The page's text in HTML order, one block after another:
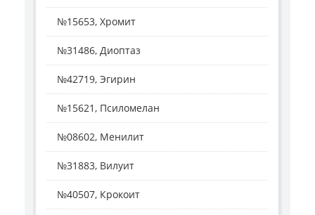
№15653, Хромит
№31486, Диоптаз
№42719, Эгирин
№15621, Псиломелан
№08602, Менилит
№31883, Вилуит
№40507, Крокоит